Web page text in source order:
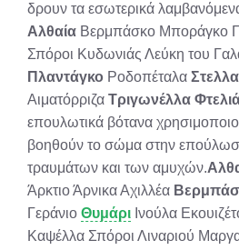
δρουν τα εσωτερικά
Αλθαία Βερμπάσκο Μποράγκο
Σπόροι Κυδωνιάς Λεύκη του
Πλαντάγκο Ροδοπέταλα
Αιματόρριζα Τριγωνέλλα
επουλωτικά βότανα
βοηθούν το σώμα στην
τραυμάτων και των αμυχών.
Άρκτιο Άρνικα Αχιλλέα
Γεράνιο Θυμάρι Ινούλα
Καψέλλα Σπόροι Λιναριού